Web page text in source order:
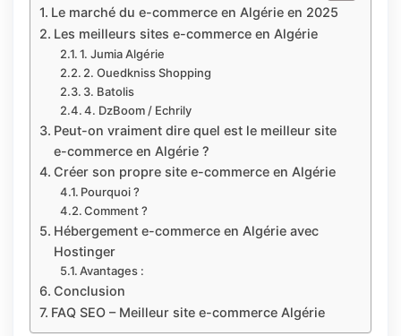
Le marché du e-commerce en Algérie en 2025
Les meilleurs sites e-commerce en Algérie
1. Jumia Algérie
2. Ouedkniss Shopping
3. Batolis
4. DzBoom / Echrily
Peut-on vraiment dire quel est le meilleur site
e-commerce en Algérie ?
Créer son propre site e-commerce en Algérie
Pourquoi ?
Comment ?
Hébergement e-commerce en Algérie avec
Hostinger
Avantages :
Conclusion
FAQ SEO – Meilleur site e-commerce Algérie